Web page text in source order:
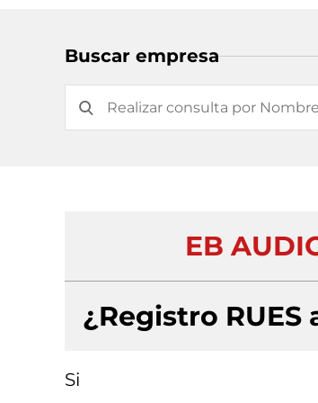
Buscar empresa
EB
¿Registro RUES
Si